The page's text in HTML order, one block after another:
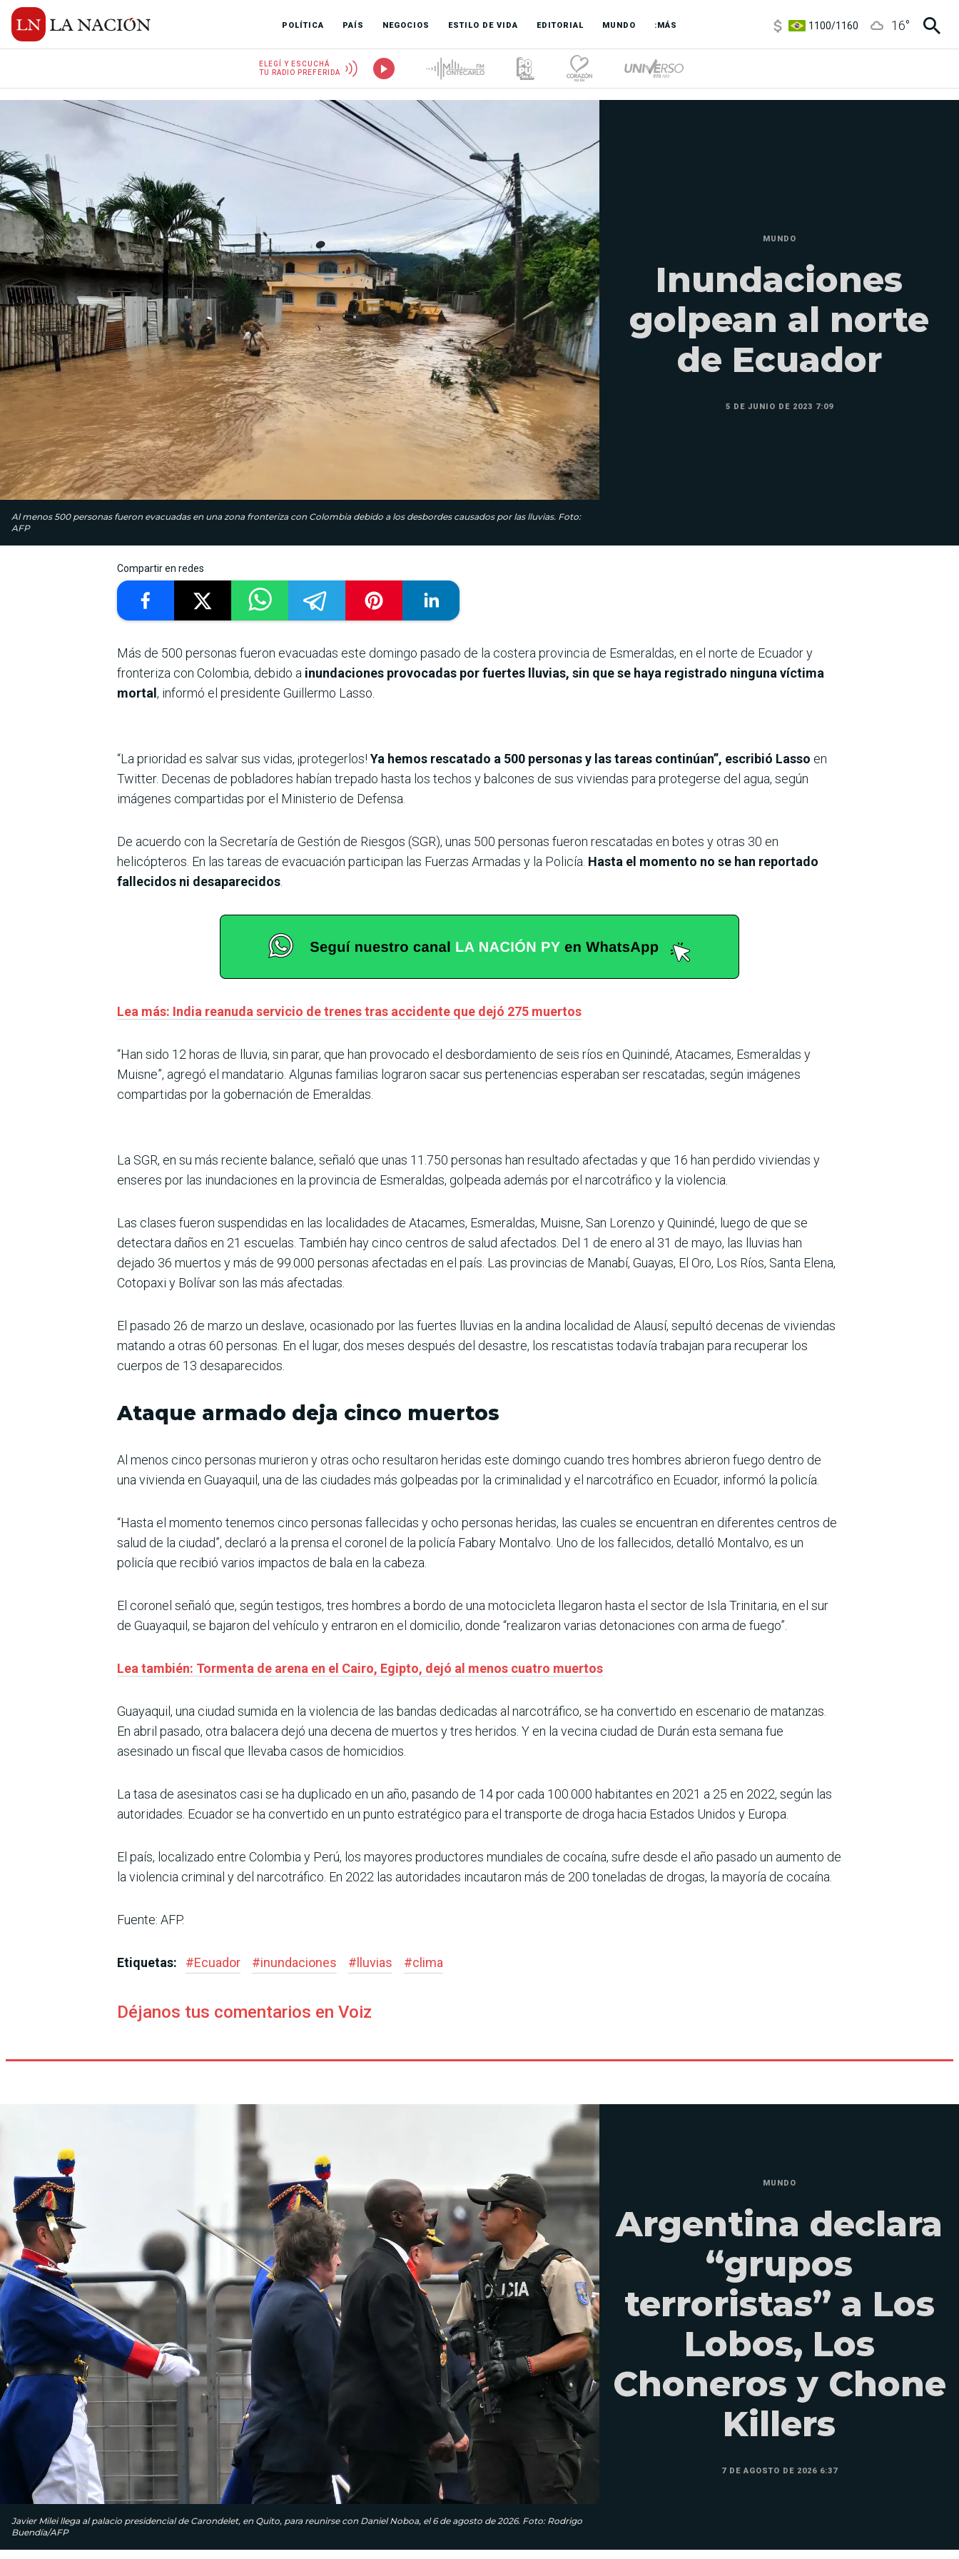
POLÍTICA PAÍS NEGOCIOS ESTILO DE VIDA EDITORIAL MUNDO :MÁS
3,8/4
16°
ELEGÍ Y ESCUCHÁ
TU RADIO PREFERIDA
Al menos 500 personas fueron evacuadas en una zona fronteriza con Colombia debido a los desbordes causados por las lluvias. Foto:
AFP
MUNDO
Inundaciones
golpean al norte
de Ecuador
5 DE JUNIO DE 2023 7:09
Compartir en redes
Más de 500 personas fueron evacuadas este domingo pasado de la costera provincia de Esmeraldas, en el norte de Ecuador y
fronteriza con Colombia, debido a inundaciones provocadas por fuertes lluvias, sin que se haya registrado ninguna víctima
mortal, informó el presidente Guillermo Lasso.
“La prioridad es salvar sus vidas, ¡protegerlos! Ya hemos rescatado a 500 personas y las tareas continúan”, escribió Lasso en
Twitter. Decenas de pobladores habían trepado hasta los techos y balcones de sus viviendas para protegerse del agua, según
imágenes compartidas por el Ministerio de Defensa.
De acuerdo con la Secretaría de Gestión de Riesgos (SGR), unas 500 personas fueron rescatadas en botes y otras 30 en
helicópteros. En las tareas de evacuación participan las Fuerzas Armadas y la Policía. Hasta el momento no se han reportado
fallecidos ni desaparecidos
Lea más: India reanuda servicio de trenes tras accidente que dejó 275 muertos
“Han sido 12 horas de lluvia, sin parar, que han provocado el desbordamiento de seis ríos en Quinindé, Atacames, Esmeraldas y
Muisne”, agregó el mandatario. Algunas familias lograron sacar sus pertenencias esperaban ser rescatadas, según imágenes
compartidas por la gobernación de Emeraldas.
La SGR, en su más reciente balance, señaló que unas 11.750 personas han resultado afectadas y que 16 han perdido viviendas y
enseres por las inundaciones en la provincia de Esmeraldas, golpeada además por el narcotráfico y la violencia.
Las clases fueron suspendidas en las localidades de Atacames, Esmeraldas, Muisne, San Lorenzo y Quinindé, luego de que se
detectara daños en 21 escuelas. También hay cinco centros de salud afectados. Del 1 de enero al 31 de mayo, las lluvias han
dejado 36 muertos y más de 99.000 personas afectadas en el país. Las provincias de Manabí, Guayas, El Oro, Los Ríos, Santa Elena,
Cotopaxi y Bolívar son las más afectadas.
El pasado 26 de marzo un deslave, ocasionado por las fuertes lluvias en la andina localidad de Alausí, sepultó decenas de viviendas
matando a otras 60 personas. En el lugar, dos meses después del desastre, los rescatistas todavía trabajan para recuperar los
cuerpos de 13 desaparecidos.
Ataque armado deja cinco muertos
Al menos cinco personas murieron y otras ocho resultaron heridas este domingo cuando tres hombres abrieron fuego dentro de
una vivienda en Guayaquil, una de las ciudades más golpeadas por la criminalidad y el narcotráfico en Ecuador, informó la policía.
“Hasta el momento tenemos cinco personas fallecidas y ocho personas heridas, las cuales se encuentran en diferentes centros de
salud de la ciudad”, declaró a la prensa el coronel de la policía Fabary Montalvo. Uno de los fallecidos, detalló Montalvo, es un
policía que recibió varios impactos de bala en la cabeza.
El coronel señaló que, según testigos, tres hombres a bordo de una motocicleta llegaron hasta el sector de Isla Trinitaria, en el sur
de Guayaquil, se bajaron del vehículo y entraron en el domicilio, donde “realizaron varias detonaciones con arma de fuego”.
Lea también: Tormenta de arena en el Cairo, Egipto, dejó al menos cuatro muertos
Guayaquil, una ciudad sumida en la violencia de las bandas dedicadas al narcotráfico, se ha convertido en escenario de matanzas.
En abril pasado, otra balacera dejó una decena de muertos y tres heridos. Y en la vecina ciudad de Durán esta semana fue
asesinado un fiscal que llevaba casos de homicidios.
La tasa de asesinatos casi se ha duplicado en un año, pasando de 14 por cada 100.000 habitantes en 2021 a 25 en 2022, según las
autoridades. Ecuador se ha convertido en un punto estratégico para el transporte de droga hacia Estados Unidos y Europa.
El país, localizado entre Colombia y Perú, los mayores productores mundiales de cocaína, sufre desde el año pasado un aumento de
la violencia criminal y del narcotráfico. En 2022 las autoridades incautaron más de 200 toneladas de drogas, la mayoría de cocaína.
Fuente: AFP.
Etiquetas: #Ecuador #inundaciones #lluvias #clima
Déjanos tus comentarios en Voiz
Javier Milei llega al palacio presidencial de Carondelet, en Quito, para reunirse con Daniel Noboa, el 6 de agosto de 2026. Foto: Rodrigo
Buendía/AFP
MUNDO
Argentina declara
“grupos
terroristas” a Los
Lobos, Los
Choneros y Chone
Killers
7 DE AGOSTO DE 2026 6:37